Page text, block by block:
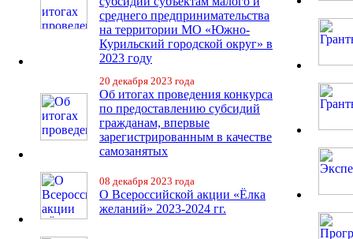
среднего предпринимательства
на территории МО «Южно-
Курильский городской округ» в
2023 году
20 декабря 2023 года
Об итогах проведения конкурса
по предоставлению субсидий
гражданам, впервые
зарегистрированным в качестве
самозанятых
08 декабря 2023 года
О Всероссийской акции «Ёлка
желаний» 2023-2024 гг.